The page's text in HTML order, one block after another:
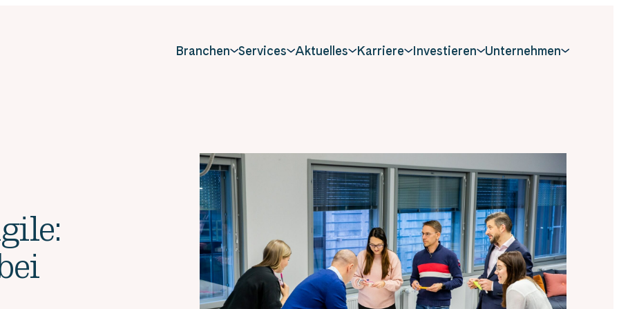
Branchen Services Aktuelles Karriere Investieren Unternehmen